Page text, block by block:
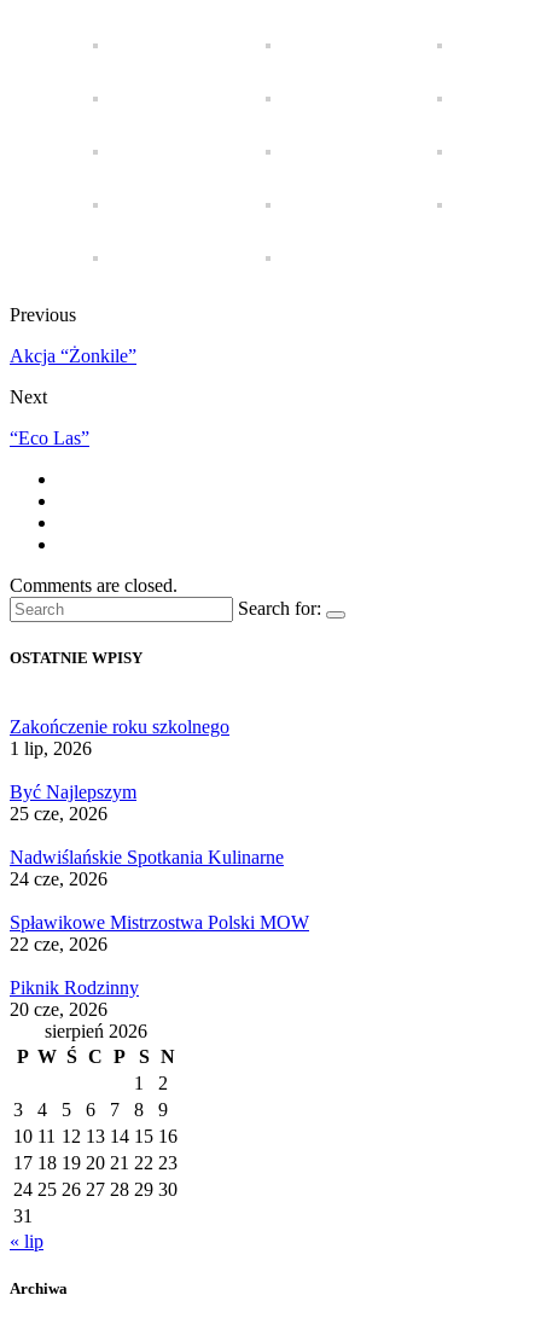
Previous
Akcja “Żonkile”
Next
“Eco Las”
Comments are closed.
Search for:
OSTATNIE WPISY
Zakończenie roku szkolnego
1 lip, 2026
Być Najlepszym
25 cze, 2026
Nadwiślańskie Spotkania Kulinarne
24 cze, 2026
Spławikowe Mistrzostwa Polski MOW
22 cze, 2026
Piknik Rodzinny
20 cze, 2026
sierpień 2026
P W Ś C P S N
1
2
3
4 5 6 7 8
9
10 11 12 13 14 15 16
17 18 19 20 21 22 23
24 25 26 27 28 29 30
31
« lip
Archiwa